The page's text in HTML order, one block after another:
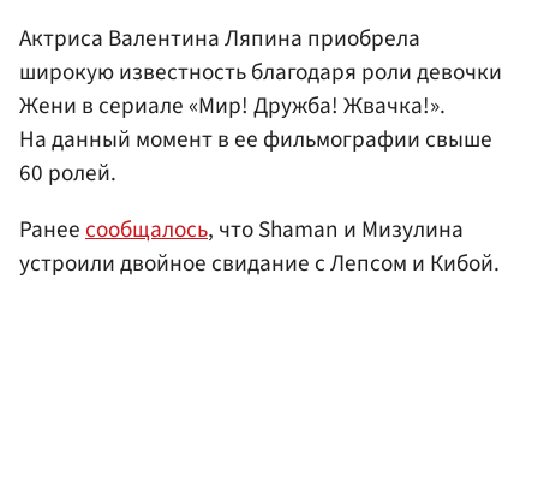
Актриса Валентина Ляпина приобрела
широкую известность благодаря роли девочки
Жени в сериале «Мир! Дружба! Жвачка!».
На данный момент в ее фильмографии свыше
60 ролей.
Ранеесообщалось, что Shaman и Мизулина
устроили двойное свидание с Лепсом и Кибой.